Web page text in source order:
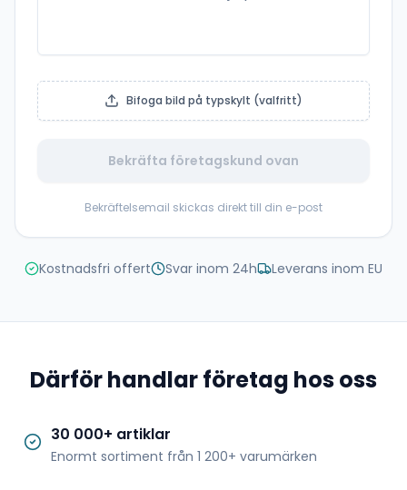
Bifoga bild på typskylt (valfritt)
Bekräfta företagskund ovan
Bekräftelsemail skickas direkt till din e-post
Kostnadsfri offert Svar inom 24h Leverans inom EU
Därför handlar företag hos oss
30 000+ artiklar
Enormt sortiment från 1 200+ varumärken